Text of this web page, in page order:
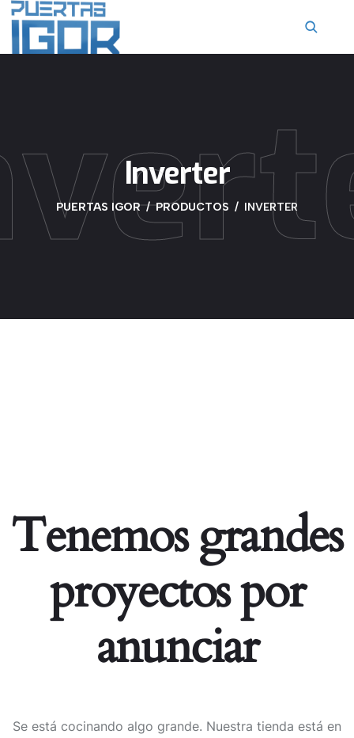
contenido
Inverter
PUERTAS IGOR PRODUCTOS INVERTER
Tenemos grandes
proyectos por
anunciar
Se está cocinando algo grande. Nuestra tienda está en